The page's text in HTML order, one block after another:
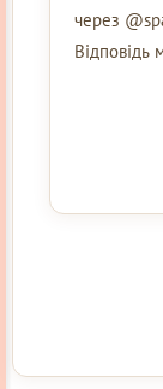
через
Відповідь